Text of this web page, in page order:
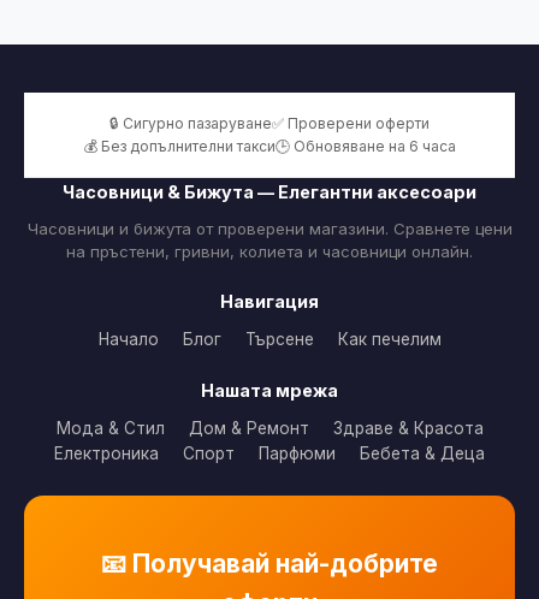
🔒 Сигурно пазаруване✅ Проверени оферти
💰 Без допълнителни такси🕒 Обновяване на 6 часа
Часовници & Бижута — Елегантни аксесоари
Часовници и бижута от проверени магазини. Сравнете цени
на пръстени, гривни, колиета и часовници онлайн.
Навигация
Начало Блог Търсене Как печелим
Нашата мрежа
Мода & Стил Дом & Ремонт
Здраве & Красота
Електроника
Спорт Парфюми Бебета & Деца
📧 Получавай най-добрите